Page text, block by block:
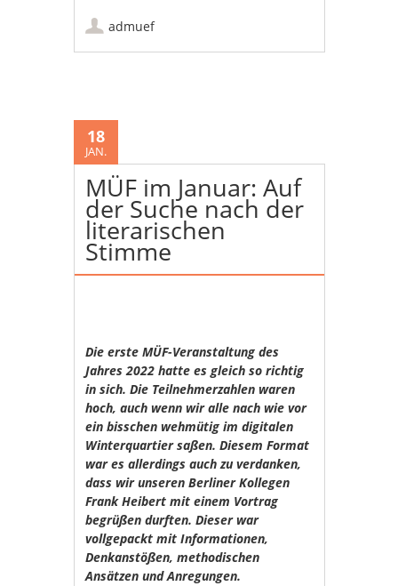
admuef
18
JAN.
MÜF im Januar: Auf
der Suche nach der
literarischen
Stimme
Die erste MÜF-Veranstaltung des
Jahres 2022 hatte es gleich so richtig
in sich. Die Teilnehmerzahlen waren
hoch, auch wenn wir alle nach wie vor
ein bisschen wehmütig im digitalen
Winterquartier saßen. Diesem Format
war es allerdings auch zu verdanken,
dass wir unseren Berliner Kollegen
Frank Heibert mit einem Vortrag
begrüßen durften. Dieser war
vollgepackt mit Informationen,
Denkanstößen, methodischen
Ansätzen und Anregungen.